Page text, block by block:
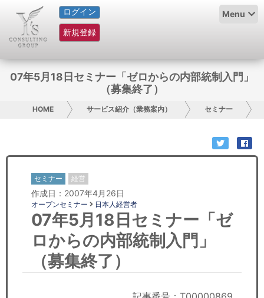
ログイン
新規登録
Menu
HOME
サービス紹介
コラム
お問い合わせ
日本人にPR
コンサルティング
リサーチ
セミナー
07年5月18日セミナー「ゼロからの内部統制入門」
（募集終了）
HOME サービス紹介（業務案内） セミナー
セミナー 経営
作成日：2007年4月26日
オープンセミナー 日本人経営者
07年5月18日セミナー「ゼ
ロからの内部統制入門」
（募集終了）